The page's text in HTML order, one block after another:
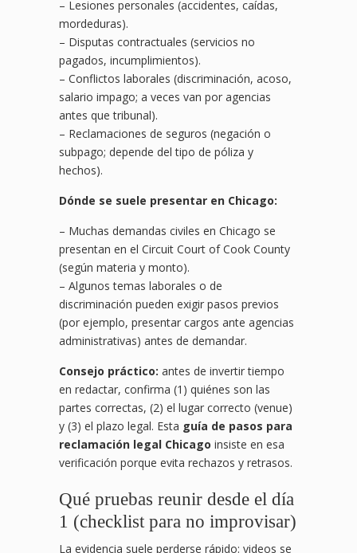
– Lesiones personales (accidentes, caídas,
mordeduras).
– Disputas contractuales (servicios no
pagados, incumplimientos).
– Conflictos laborales (discriminación, acoso,
salario impago; a veces van por agencias
antes que tribunal).
– Reclamaciones de seguros (negación o
subpago; depende del tipo de póliza y
hechos).
Dónde se suele presentar en Chicago:
– Muchas demandas civiles en Chicago se
presentan en el Circuit Court of Cook County
(según materia y monto).
– Algunos temas laborales o de
discriminación pueden exigir pasos previos
(por ejemplo, presentar cargos ante agencias
administrativas) antes de demandar.
Consejo práctico: antes de invertir tiempo
en redactar, confirma (1) quiénes son las
partes correctas, (2) el lugar correcto (venue)
y (3) el plazo legal. Esta guía de pasos para
reclamación legal Chicago insiste en esa
verificación porque evita rechazos y retrasos.
Qué pruebas reunir desde el día
1 (checklist para no improvisar)
La evidencia suele perderse rápido: videos se